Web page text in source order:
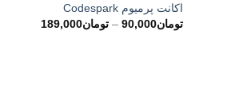
اکانت پرمیوم Codespark
تومان90,000
– تومان189,000